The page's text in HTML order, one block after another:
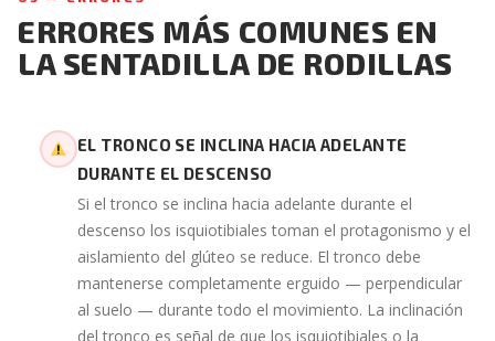
ERRORES MÁS COMUNES EN
LA SENTADILLA DE RODILLAS
EL TRONCO SE INCLINA HACIA ADELANTE
DURANTE EL DESCENSO
Si el tronco se inclina hacia adelante durante el
descenso los isquiotibiales toman el protagonismo y el
aislamiento del glúteo se reduce. El tronco debe
mantenerse completamente erguido — perpendicular
al suelo — durante todo el movimiento. La inclinación
del tronco es señal de que los isquiotibiales o la